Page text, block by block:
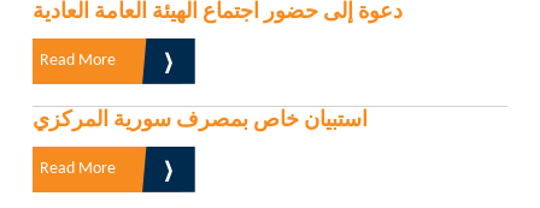
دعوة إلى حضور اجتماع الهيئة العامة العادية
Read More
استبيان خاص بمصرف سورية المركزي
Read More